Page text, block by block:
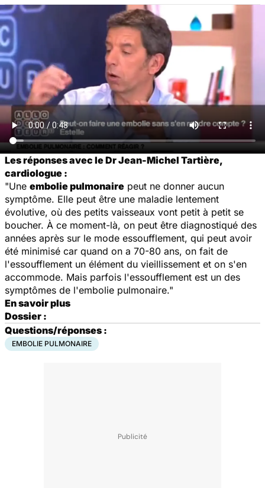
Les réponses avec le Dr Jean-Michel Tartière,
cardiologue :
"Une embolie pulmonaire peut ne donner aucun
symptôme. Elle peut être une maladie lentement
évolutive, où des petits vaisseaux vont petit à petit se
boucher. À ce moment-là, on peut être diagnostiqué des
années après sur le mode essoufflement, qui peut avoir
été minimisé car quand on a 70-80 ans, on fait de
l'essoufflement un élément du vieillissement et on s'en
accommode. Mais parfois l'essoufflement est un des
symptômes de l'embolie pulmonaire."
En savoir plus
Dossier :
Questions/réponses :
EMBOLIE PULMONAIRE